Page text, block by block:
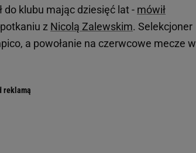
do klubu mając dziesięć lat - mówił
z Nicolą Zalewskim. Selekcjoner
a powołanie na czerwcowe mecze w